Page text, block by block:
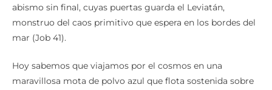
abismo sin final, cuyas puertas guarda el Leviatán,
monstruo del caos primitivo que espera en los bordes del
mar (Job 41).
Hoy sabemos que viajamos por el cosmos en una
maravillosa mota de polvo azul que flota sostenida sobre